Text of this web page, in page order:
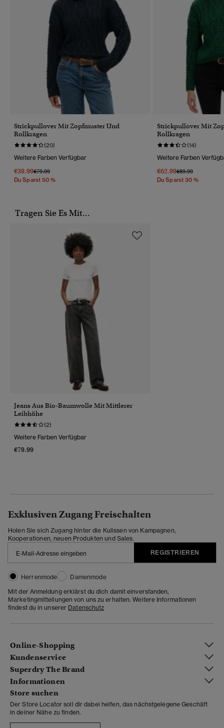
Strickpullover Mit Zopfmuster Und
Rollkragen
(20)
Weitere Farben Verfügbar
€39.99Preis Wurde Reduziert Von
€79.99Bis
Du Sparst 50 %
Strickpullover Mit
Rollkragen
(14)
Weitere Farben
€62.99Preis Wurde
€89.99Bis
Du Sparst 30 %
Tragen Sie Es Mit...
Jeans Aus Bio-Baumwolle Mit Mittlerer
Leibhöhe
(2)
Weitere Farben Verfügbar
€79.99
Exklusiven Zugang Freischalten
Holen Sie sich Zugang hinter die Kulissen von Kampagnen,
Kooperationen, neuen Produkten und Sales.
REGISTRIEREN
Herrenmode
Damenmode
Mit der Anmeldung erklärst du dich damit einverstanden,
Marketingmitteilungen von uns zu erhalten. Weitere Informationen
findest du in unserer Datenschutz
Online-Shopping
Kundenservice
Superdry The Brand
Informationen
Store suchen
Der Store Locator soll dir dabei helfen, das nächstgelegene Geschäft
in deiner Nähe zu finden.